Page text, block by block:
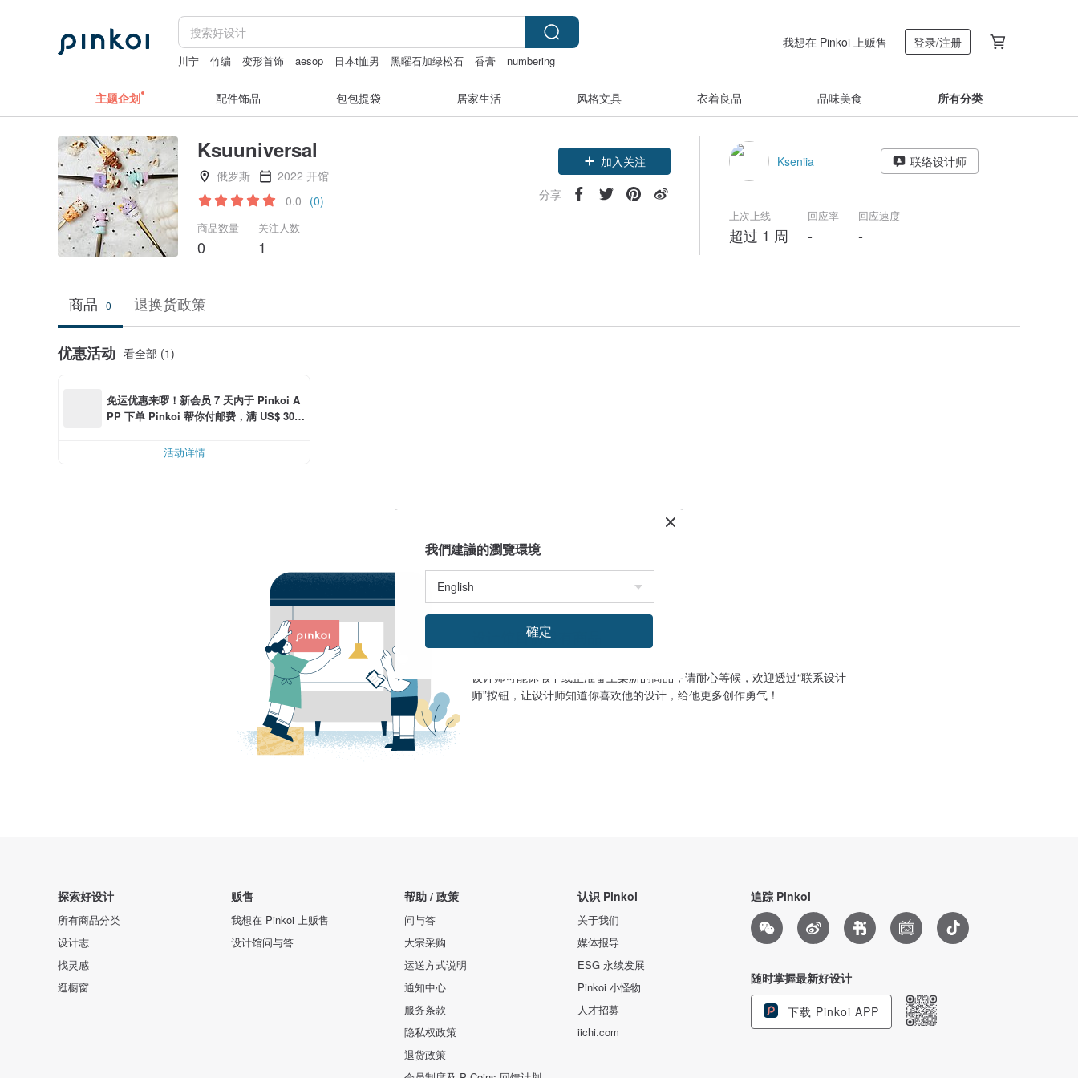
川宁 竹编 变形首饰 aesop 日本t恤男 黑曜石加绿松石 香膏 numbering
我想在 Pinkoi 上贩售 登录/注册
主题企划 配件饰品 包包提袋 居家生活 风格文具 衣着良品 品味美食 所有分类
Ksuuniversal
俄罗斯
2022 开馆
0.0 (0)
商品数量
0
关注人数
1
加入关注
分享
Kseniia 联络设计师
上次上线
超过 1 周
回应率
-
回应速度
-
商品 0 退换货政策
优惠活动 看全部 (1)
免运优惠来啰！新会员 7 天内于 Pinkoi A
PP 下单 Pinkoi 帮你付邮费，满 US$ 30.0
活动详情
设计馆目前没有商品
设计师可能休假中或正准备上架新的商品，请耐心等候，欢迎透过“联系设计
师”按钮，让设计师知道你喜欢他的设计，给他更多创作勇气！
探索好设计
所有商品分类
设计志
找灵感
逛橱窗
贩售
我想在 Pinkoi 上贩售
设计馆问与答
帮助 / 政策
问与答
大宗采购
运送方式说明
通知中心
服务条款
隐私权政策
退货政策
认识 Pinkoi
关于我们
媒体报导
ESG 永续发展
Pinkoi 小怪物
人才招募
iichi.com
追踪 Pinkoi
随时掌握最新好设计
下载 Pinkoi APP
我們建議的瀏覽環境
確定